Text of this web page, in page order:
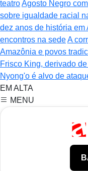
teatroAgosto Negro
sobre igualdade racial
dez anos de história em
encontros na sedeA
Amazônia e povos
Frisco King, derivado
Nyong'o é alvo de
EM ALTA
MENU